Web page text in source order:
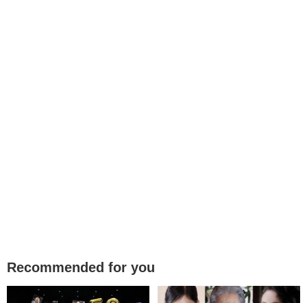
Recommended for you